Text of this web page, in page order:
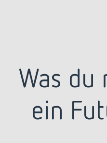
Was
ein